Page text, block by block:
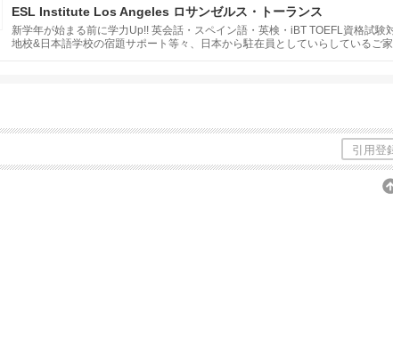
ESL Institute Los Angeles ロサンゼルス・トーランス
新学年が始まる前に学力Up!! 英会話・スペイン語・英検・iBT TOEFL資格試験
地校&日本語学校の宿題サポート等々、日本から駐在員としていらしているご
引用登